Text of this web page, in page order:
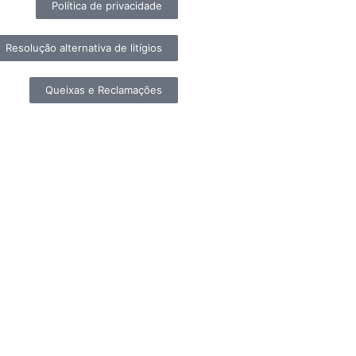
Política de privacidade
Resolução alternativa de litígios
Queixas e Reclamações